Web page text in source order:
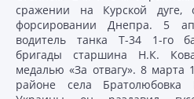
сражении на Курской дуге,
форсировании Днепра. 5
водитель танка Т-34 1-го
бригады старшина Н.К.
медалью «За отвагу». 8
районе села Братолюбовка